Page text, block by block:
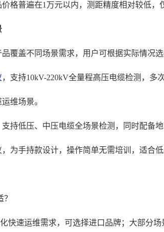
格普遍在1万元以内，测距精度相对较低
覆盖不同场景需求，用户可根据实际情况选
，支持10kV-220kV全量程高压电缆检测，多
维场景。
持低压、中压电缆全场景检测，同时配备
为手持款设计，操作简单无需培训，适合
快速运维需求，可选择进口品牌；大部分